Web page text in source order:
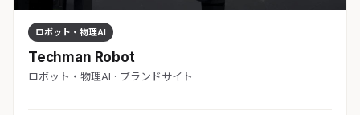
ロボット・物理AI
Techman Robot
ロボット・物理AI · ブランドサイト